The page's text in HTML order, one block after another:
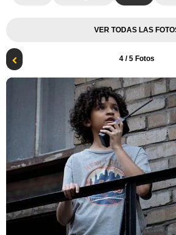
VER TODAS LAS
4 / 5 Fotos